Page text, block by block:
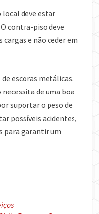
local deve estar
contra-piso deve
e não ceder em
escoras metálicas.
de uma boa
suportar o peso de
possíveis acidentes,
para garantir um